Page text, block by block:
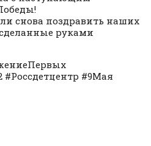
снова поздравить наших
руками
#Россдетцентр #9Мая